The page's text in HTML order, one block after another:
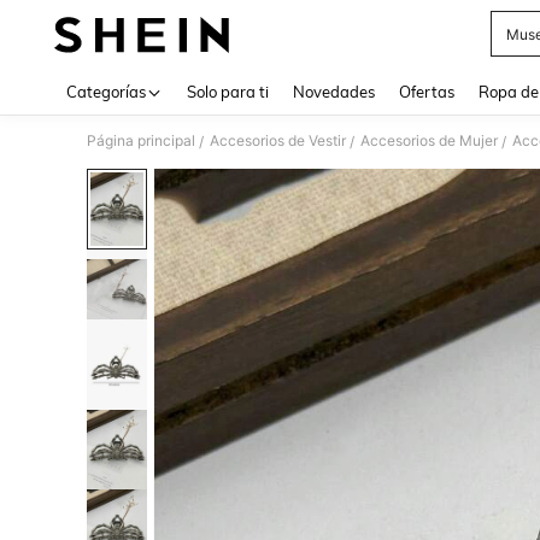
Categorías Solo para ti Novedades Ofertas Ropa
Página principal / Accesorios de Vestir / Accesorios de Mujer /